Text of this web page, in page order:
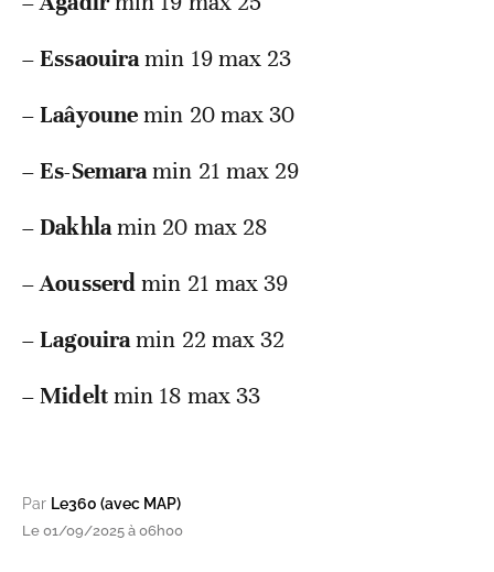
–Essaouiramin 19 max 23
–Laâyounemin 20 max 30
–Es-Semaramin 21 max 29
–Dakhlamin 20 max 28
–Aousserdmin 21 max 39
–Lagouiramin 22 max 32
–Mideltmin 18 max 33
Par Le360 (avec MAP)
Le 01/09/2025 à 06h00